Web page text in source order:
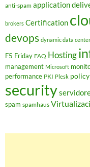
anti-spam application
brokers Certification
devops dynamic data center
F5 Friday FAQ Hosting
management Microsoft
performance PKI Plesk policy
security
spam spamhaus